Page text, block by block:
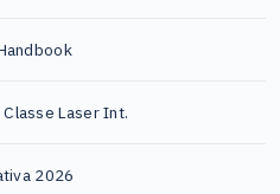
Laser Int.
2026